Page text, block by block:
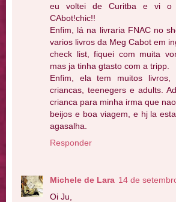
eu voltei de Curitba e vi o
CAbot!chic!!
Enfim, lá na livraria FNAC no
varios livros da Meg Cabot em
check list, fiquei com muita
mas ja tinha gtasto com a tripp.
Enfim, ela tem muitos livros,
criancas, teenegers e adults.
crianca para minha irma que
beijos e boa viagem, e hj la
agasalha.
Responder
Michele de Lara 14 de
Oi Ju,